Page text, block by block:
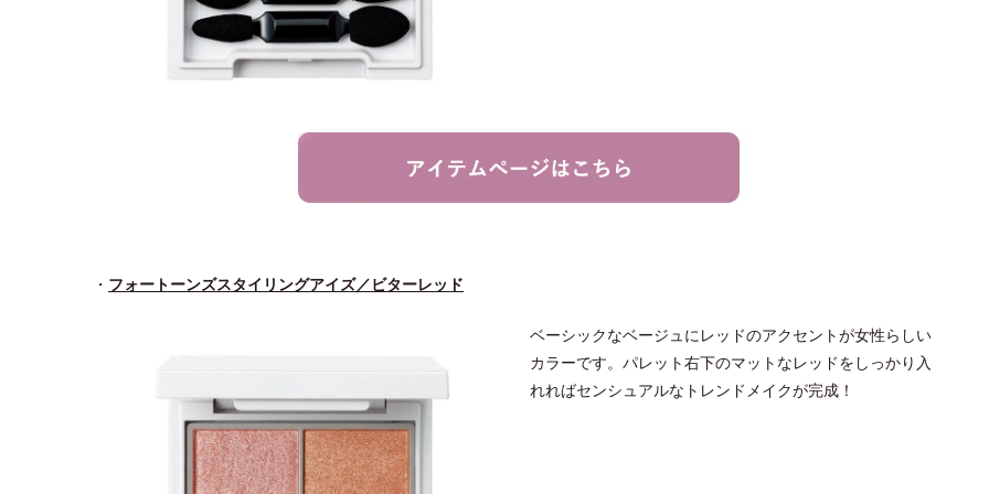
・ フォートーンズスタイリングアイズ／ビターレッド
ベーシックなベージュにレッドのアクセントが女性らしい
カラーです。パレット右下のマットなレッドをしっかり入
れればセンシュアルなトレンドメイクが完成！